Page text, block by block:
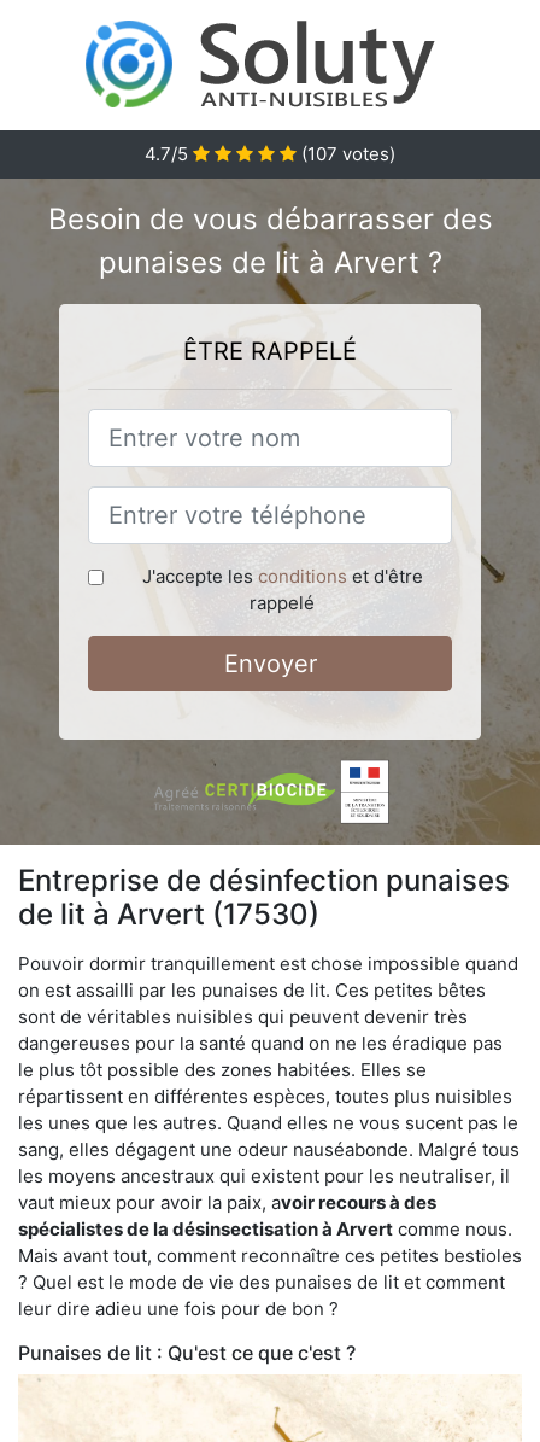
4.7/5 (107 votes)
Besoin de vous débarrasser des
punaises de lit à Arvert ?
ÊTRE RAPPELÉ
J'accepte les conditions et d'être
rappelé
Envoyer
Entreprise de désinfection punaises
de lit à Arvert (17530)
Pouvoir dormir tranquillement est chose impossible quand
on est assailli par les punaises de lit. Ces petites bêtes
sont de véritables nuisibles qui peuvent devenir très
dangereuses pour la santé quand on ne les éradique pas
le plus tôt possible des zones habitées. Elles se
répartissent en différentes espèces, toutes plus nuisibles
les unes que les autres. Quand elles ne vous sucent pas le
sang, elles dégagent une odeur nauséabonde. Malgré tous
les moyens ancestraux qui existent pour les neutraliser, il
vaut mieux pour avoir la paix, avoir recours à des
spécialistes de la désinsectisation à Arvert comme nous.
Mais avant tout, comment reconnaître ces petites bestioles
? Quel est le mode de vie des punaises de lit et comment
leur dire adieu une fois pour de bon ?
Punaises de lit : Qu'est ce que c'est ?